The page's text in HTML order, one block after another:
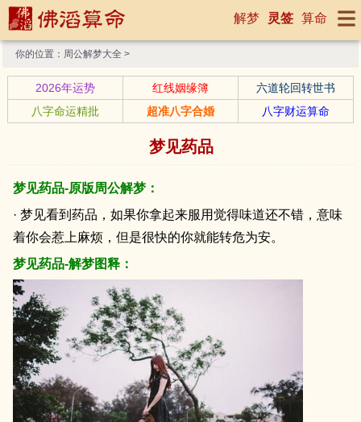
解梦 灵签 算命
你的位置： 周公解梦大全 >
2026年运势 红线姻缘簿
六道轮回转世书
八字命运精批
超准八字合婚 八字财运算命
梦见药品
梦见药品-原版周公解梦：
· 梦见看到药品，如果你拿起来服用觉得味道还不错，意味
着你会惹上麻烦，但是很快的你就能转危为安。
梦见药品-解梦图释：